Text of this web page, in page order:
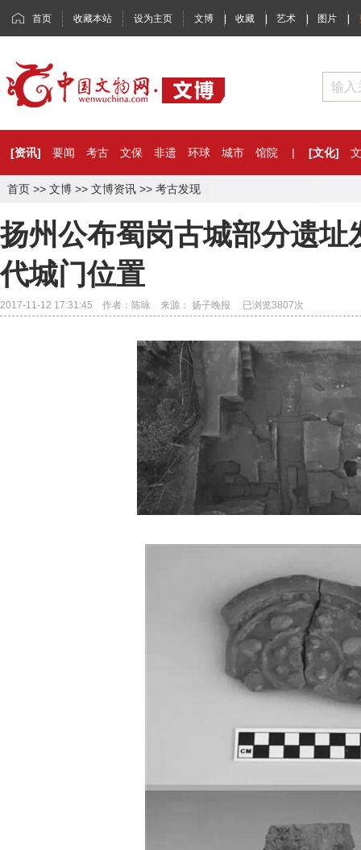
首页 收藏本站 设为主页 文博 | 收藏 | 艺术 | 图片 |
[资讯] 要闻 考古 文保 非遗 环球 城市 馆院 | [文化]
首页 >> 文博 >> 文博资讯 >> 考古发现
扬州公布蜀岗古城部分遗址
代城门位置
2017-11-12 17:31:45 作者：陈咏 来源： 扬子晚报 已浏览3807次